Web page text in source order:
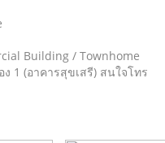
Building / Townhome
1 (อาคารสุขเสรี) สนใจโทร